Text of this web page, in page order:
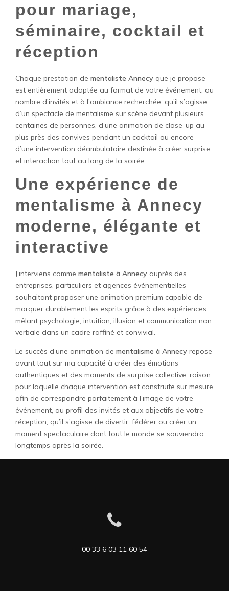
pour mariage,
séminaire, cocktail et
réception
Chaque prestation de mentaliste Annecy que je propose
est entièrement adaptée au format de votre événement, au
nombre d’invités et à l’ambiance recherchée, qu’il s’agisse
d’un spectacle de mentalisme sur scène devant plusieurs
centaines de personnes, d’une animation de close-up au
plus près des convives pendant un cocktail ou encore
d’une intervention déambulatoire destinée à créer surprise
et interaction tout au long de la soirée.
Une expérience de
mentalisme à Annecy
moderne, élégante et
interactive
J’interviens comme mentaliste à Annecy auprès des
entreprises, particuliers et agences événementielles
souhaitant proposer une animation premium capable de
marquer durablement les esprits grâce à des expériences
mêlant psychologie, intuition, illusion et communication non
verbale dans un cadre raffiné et convivial.
Le succès d’une animation de mentalisme à Annecy repose
avant tout sur ma capacité à créer des émotions
authentiques et des moments de surprise collective, raison
pour laquelle chaque intervention est construite sur mesure
afin de correspondre parfaitement à l’image de votre
événement, au profil des invités et aux objectifs de votre
réception, qu’il s’agisse de divertir, fédérer ou créer un
moment spectaculaire dont tout le monde se souviendra
longtemps après la soirée.
00 33 6 03 11 60 54